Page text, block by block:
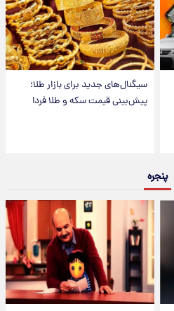
سیگنال‌های جدید برای بازار طلا؛
پیش‌بینی قیمت سکه و طلا فردا
پنجره